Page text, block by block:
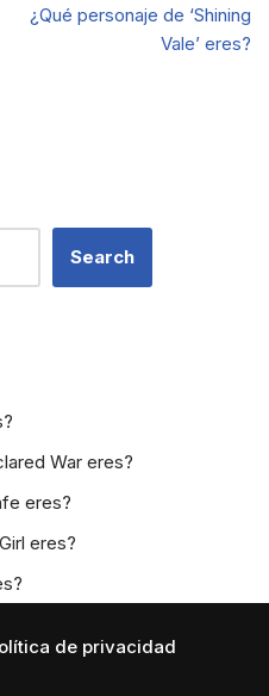
¿Qué personaje de ‘Shining
Vale’ eres?
Search
War eres?
eres?
eres?
de privacidad